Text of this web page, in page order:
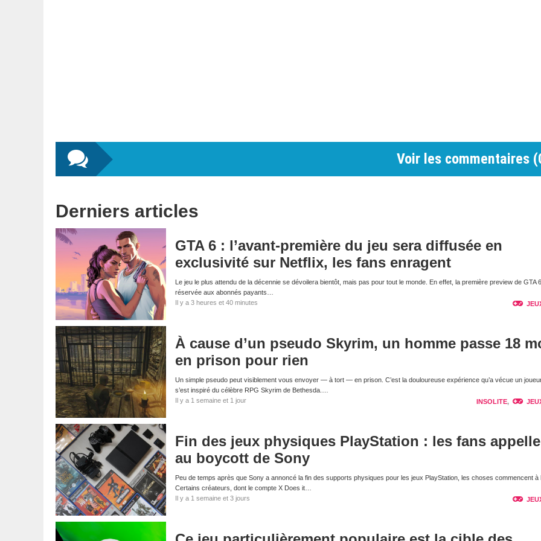
Voir les commentaires (
Derniers articles
GTA 6 : l’avant-première du jeu sera diffusée en
exclusivité sur Netflix, les fans enragent
Le jeu le plus attendu de la décennie se dévoilera bientôt, mais pas pour tout le monde. En effet, la première preview de GTA
réservée aux abonnés payants…
Il y a 3 heures et 40 minutes
À cause d’un pseudo Skyrim, un homme passe 18
en prison pour rien
Un simple pseudo peut visiblement vous envoyer — à tort — en prison. C’est la douloureuse expérience qu’a vécue un
s’est inspiré du célèbre RPG Skyrim de Bethesda.…
Il y a 1 semaine et 1 jour
INSOLITE,
Fin des jeux physiques PlayStation : les fans
au boycott de Sony
Peu de temps après que Sony a annoncé la fin des supports physiques pour les jeux PlayStation, les choses commencent à
Certains créateurs, dont le compte X Does it…
Il y a 1 semaine et 3 jours